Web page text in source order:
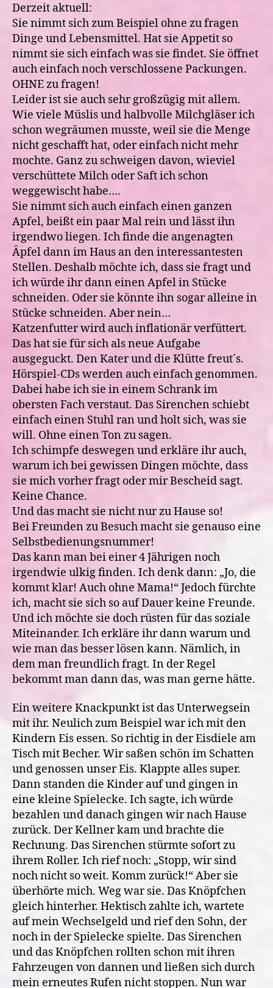
Derzeit aktuell:
Sie nimmt sich zum Beispiel ohne zu fragen
Dinge und Lebensmittel. Hat sie Appetit so
nimmt sie sich einfach was sie findet. Sie öffnet
auch einfach noch verschlossene Packungen.
OHNE zu fragen!
Leider ist sie auch sehr großzügig mit allem.
Wie viele Müslis und halbvolle Milchgläser ich
schon wegräumen musste, weil sie die Menge
nicht geschafft hat, oder einfach nicht mehr
mochte. Ganz zu schweigen davon, wieviel
verschüttete Milch oder Saft ich schon
weggewischt habe….
Sie nimmt sich auch einfach einen ganzen
Apfel, beißt ein paar Mal rein und lässt ihn
irgendwo liegen. Ich finde die angenagten
Äpfel dann im Haus an den interessantesten
Stellen. Deshalb möchte ich, dass sie fragt und
ich würde ihr dann einen Apfel in Stücke
schneiden. Oder sie könnte ihn sogar alleine in
Stücke schneiden. Aber nein…
Katzenfutter wird auch inflationär verfüttert.
Das hat sie für sich als neue Aufgabe
ausgeguckt. Den Kater und die Klütte freut´s.
Hörspiel-CDs werden auch einfach genommen.
Dabei habe ich sie in einem Schrank im
obersten Fach verstaut. Das Sirenchen schiebt
einfach einen Stuhl ran und holt sich, was sie
will. Ohne einen Ton zu sagen.
Ich schimpfe deswegen und erkläre ihr auch,
warum ich bei gewissen Dingen möchte, dass
sie mich vorher fragt oder mir Bescheid sagt.
Keine Chance.
Und das macht sie nicht nur zu Hause so!
Bei Freunden zu Besuch macht sie genauso eine
Selbstbedienungsnummer!
Das kann man bei einer 4 Jährigen noch
irgendwie ulkig finden. Ich denk dann: „Jo, die
kommt klar! Auch ohne Mama!“ Jedoch fürchte
ich, macht sie sich so auf Dauer keine Freunde.
Und ich möchte sie doch rüsten für das soziale
Miteinander. Ich erkläre ihr dann warum und
wie man das besser lösen kann. Nämlich, in
dem man freundlich fragt. In der Regel
bekommt man dann das, was man gerne hätte.
Ein weitere Knackpunkt ist das Unterwegsein
mit ihr. Neulich zum Beispiel war ich mit den
Kindern Eis essen. So richtig in der Eisdiele am
Tisch mit Becher. Wir saßen schön im Schatten
und genossen unser Eis. Klappte alles super.
Dann standen die Kinder auf und gingen in
eine kleine Spielecke. Ich sagte, ich würde
bezahlen und danach gingen wir nach Hause
zurück. Der Kellner kam und brachte die
Rechnung. Das Sirenchen stürmte sofort zu
ihrem Roller. Ich rief noch: „Stopp, wir sind
noch nicht so weit. Komm zurück!“ Aber sie
überhörte mich. Weg war sie. Das Knöpfchen
gleich hinterher. Hektisch zahlte ich, wartete
auf mein Wechselgeld und rief den Sohn, der
noch in der Spielecke spielte. Das Sirenchen
und das Knöpfchen rollten schon mit ihren
Fahrzeugen von dannen und ließen sich durch
mein erneutes Rufen nicht stoppen. Nun war